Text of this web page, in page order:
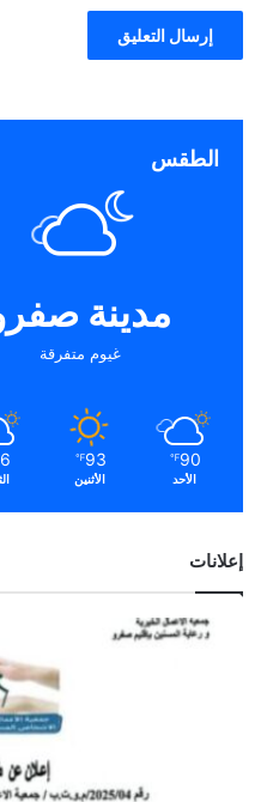
الطقس
مدينة
غيوم متفرقة
90
℉
الأحد
93
℉
الأثنين
إعلانات